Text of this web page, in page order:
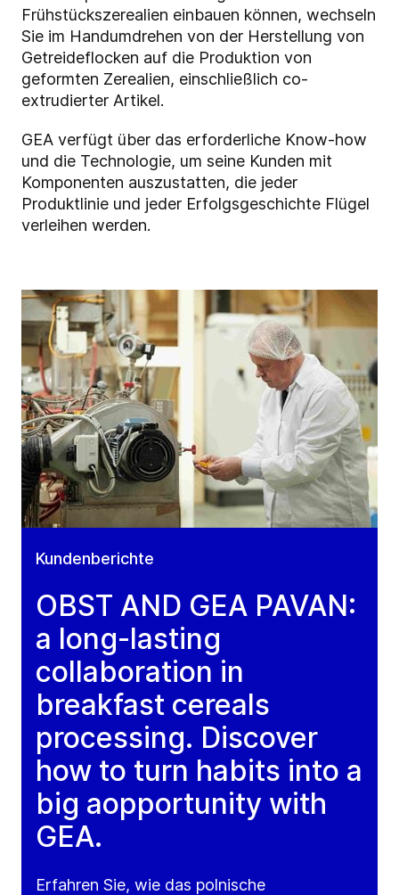
Frühstückszerealien einbauen können, wechseln
Sie im Handumdrehen von der Herstellung von
Getreideflocken auf die Produktion von
geformten Zerealien, einschließlich co-
extrudierter Artikel.
GEA verfügt über das erforderliche Know-how
und die Technologie, um seine Kunden mit
Komponenten auszustatten, die jeder
Produktlinie und jeder Erfolgsgeschichte Flügel
verleihen werden.
Kundenberichte
OBST AND GEA PAVAN:
a long-lasting
collaboration in
breakfast cereals
processing. Discover
how to turn habits into a
big aopportunity with
GEA.
Erfahren Sie, wie das polnische